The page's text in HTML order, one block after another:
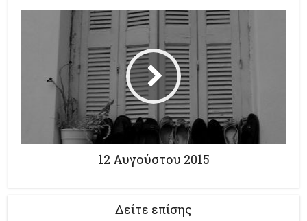
12 Αυγούστου 2015
Δείτε επίσης